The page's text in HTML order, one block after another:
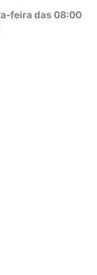
feira das 08:00